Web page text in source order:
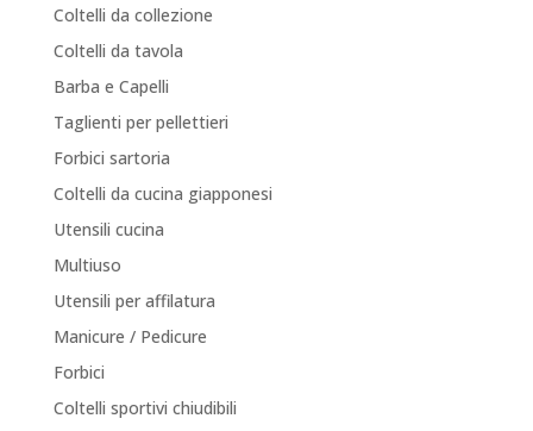
Coltelli da collezione
Coltelli da tavola
Barba e Capelli
Taglienti per pellettieri
Forbici sartoria
Coltelli da cucina giapponesi
Utensili cucina
Multiuso
Utensili per affilatura
Manicure / Pedicure
Forbici
Coltelli sportivi chiudibili